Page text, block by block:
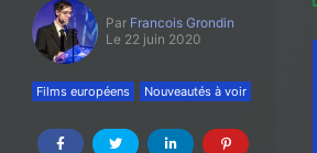
Par Francois Grondin
Le 22 juin 2020
Films européens Nouveautés à voir